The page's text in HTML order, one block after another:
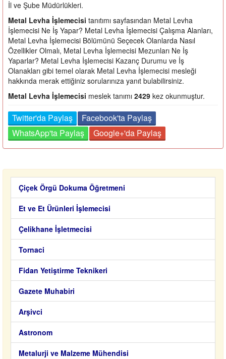
İl ve Şube Müdürlükleri.
Metal Levha İşlemecisi tanıtımı sayfasından Metal Levha
İşlemecisi Ne İş Yapar? Metal Levha İşlemecisi Çalışma Alanları,
Metal Levha İşlemecisi Bölümünü Seçecek Olanlarda Nasıl
Özellikler Olmalı, Metal Levha İşlemecisi Mezunları Ne İş
Yaparlar? Metal Levha İşlemecisi Kazanç Durumu ve İş
Olanakları gibi temel olarak Metal Levha İşlemecisi mesleği
hakkında merak ettiğiniz sorularınıza yanıt bulabilirsiniz.
Metal Levha İşlemecisi meslek tanımı 2429 kez okunmuştur.
Twitter'da Paylaş
Facebook'ta Paylaş
WhatsApp'ta Paylaş
Google+'da Paylaş
Çiçek Örgü Dokuma Öğretmeni
Et ve Et Ürünleri İşlemecisi
Çelikhane İşletmecisi
Tornaci
Fidan Yetiştirme Teknikeri
Gazete Muhabiri
Arşivci
Astronom
Metalurji ve Malzeme Mühendisi